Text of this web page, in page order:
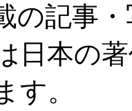
の記事
日本の
す。